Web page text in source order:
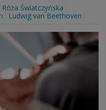
Róża Światczyńska
Ludwig van Beethoven